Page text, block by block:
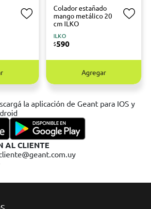
Colador estañado
mango metálico 20
cm ILKO
ILKO
$590
Agregar
la aplicación de Geant para IOS y
AL CLIENTE